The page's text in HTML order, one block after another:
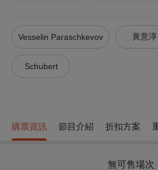
Vesselin Paraschkevov 黃意淳
Schubert
購票資訊 節目介紹 折扣方案
無可售場次